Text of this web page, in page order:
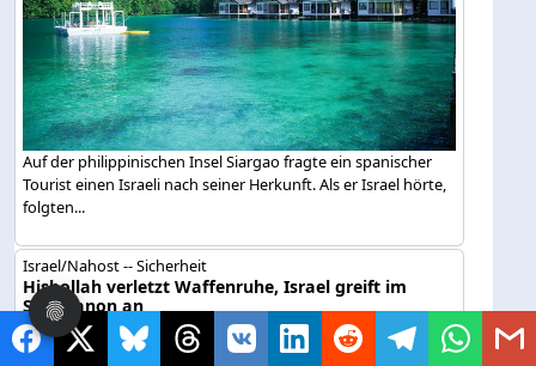
Auf der philippinischen Insel Siargao fragte ein spanischer
Tourist einen Israeli nach seiner Herkunft. Als er Israel hörte,
folgten...
Israel/Nahost -- Sicherheit
Hisbollah verletzt Waffenruhe, Israel greift im
Südlibanon an
Symbolbild / KI